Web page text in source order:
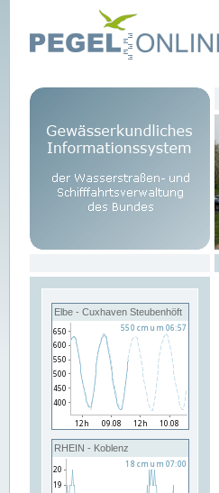
Elbe - Cuxhaven Steubenhöft
RHEIN - Koblenz